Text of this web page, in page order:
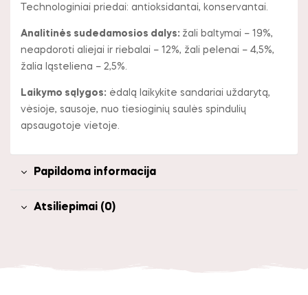
Technologiniai priedai: antioksidantai, konservantai.
Analitinės sudedamosios dalys: žali baltymai – 19%,
neapdoroti aliejai ir riebalai – 12%, žali pelenai – 4,5%,
žalia ląsteliena – 2,5%.
Laikymo sąlygos: ėdalą laikykite sandariai uždarytą,
vėsioje, sausoje, nuo tiesioginių saulės spindulių
apsaugotoje vietoje.
Papildoma informacija
Atsiliepimai (0)